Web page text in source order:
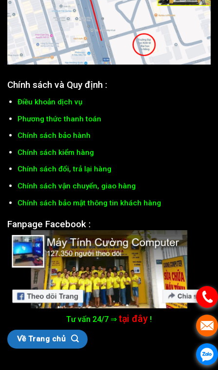
Chính sách và Quy định :
Điều khoản dịch vụ
Phương thức thanh toán
Chính sách bảo hành
Chính sách kiểm hàng
Chính sách đổi, trả lại hàng
Chính sách vận chuyển, giao hàng
Chính sách bảo mật thông tin khách hàng
Fanpage Facebook :
Tư vấn 24/7 ⇒ tại đây !
Về Trang chủ